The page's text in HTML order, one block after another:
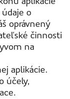
o
oprávnený
činnosti
na
aplikácie.
účely,